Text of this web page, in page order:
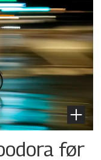
før